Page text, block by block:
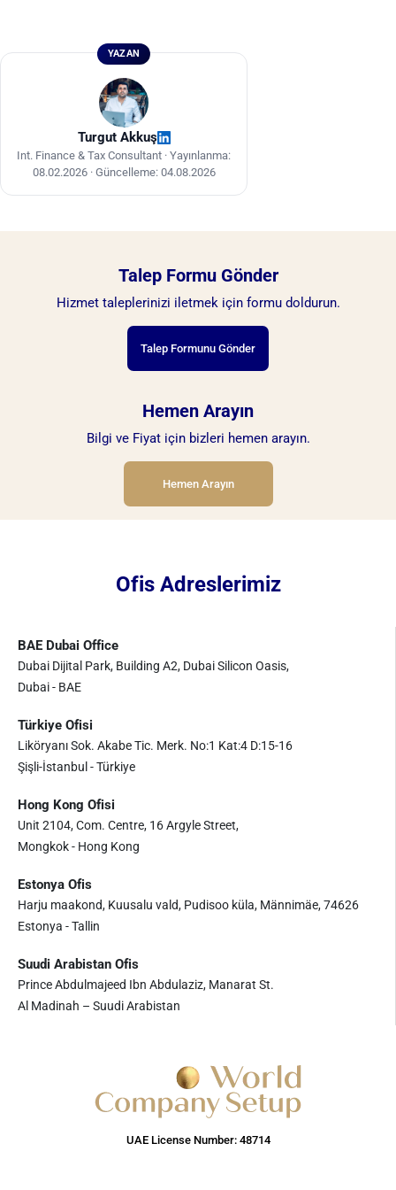
personel sayısına göre değişir. Güncel ve projeye
özel döküm için resmî kaynaklardan doğrulama
ve danışmanlık önerilir.
YAZAN
Turgut Akkuş
Int. Finance & Tax Consultant · Yayınlanma:
08.02.2026· Güncelleme: 04.08.2026
Talep Formu Gönder
Hizmet taleplerinizi iletmek için formu doldurun.
Talep Formunu Gönder
Hemen Arayın
Bilgi ve Fiyat için bizleri hemen arayın.
Hemen Arayın
Ofis Adreslerimiz
BAE Dubai Office
Dubai Dijital Park, Building A2, Dubai Silicon Oasis,
Dubai - BAE
Türkiye Ofisi
Liköryanı Sok. Akabe Tic. Merk. No:1 Kat:4 D:15-16
Şişli-İstanbul - Türkiye
Hong Kong Ofisi
Unit 2104, Com. Centre, 16 Argyle Street,
Mongkok - Hong Kong
Estonya Ofis
Harju maakond, Kuusalu vald, Pudisoo küla, Männimäe, 74626
Estonya - Tallin
Suudi Arabistan Ofis
Prince Abdulmajeed Ibn Abdulaziz, Manarat St.
Al Madinah – Suudi Arabistan
UAE License Number: 48714